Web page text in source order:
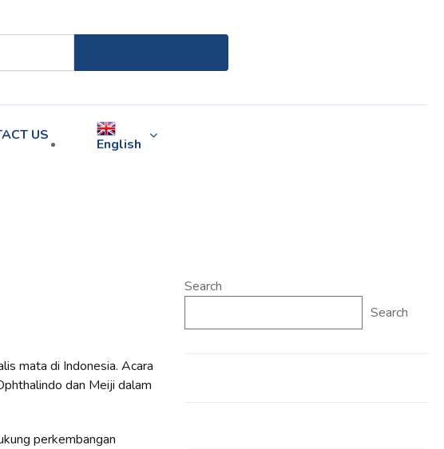
US
English
mata di Indonesia. Acara
dan Meiji dalam
perkembangan
Search
Search